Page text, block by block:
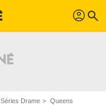
profil search
Séries Drame Queens